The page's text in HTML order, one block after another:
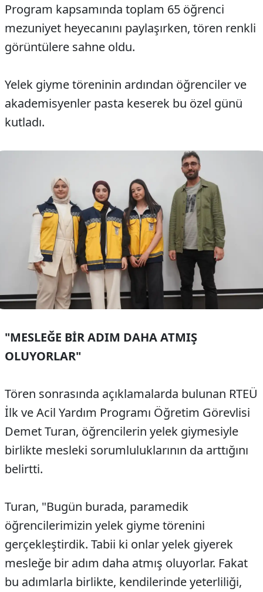
Program kapsamında toplam 65 öğrenci
mezuniyet heyecanını paylaşırken, tören renkli
görüntülere sahne oldu.
Yelek giyme töreninin ardından öğrenciler ve
akademisyenler pasta keserek bu özel günü
kutladı.
"MESLEĞE BİR ADIM DAHA ATMIŞ
OLUYORLAR"
Tören sonrasında açıklamalarda bulunan RTEÜ
İlk ve Acil Yardım Programı Öğretim Görevlisi
Demet Turan, öğrencilerin yelek giymesiyle
birlikte mesleki sorumluluklarının da arttığını
belirtti.
Turan, "Bugün burada, paramedik
öğrencilerimizin yelek giyme törenini
gerçekleştirdik. Tabii ki onlar yelek giyerek
mesleğe bir adım daha atmış oluyorlar. Fakat
bu adımlarla birlikte, kendilerinde yeterliliği,